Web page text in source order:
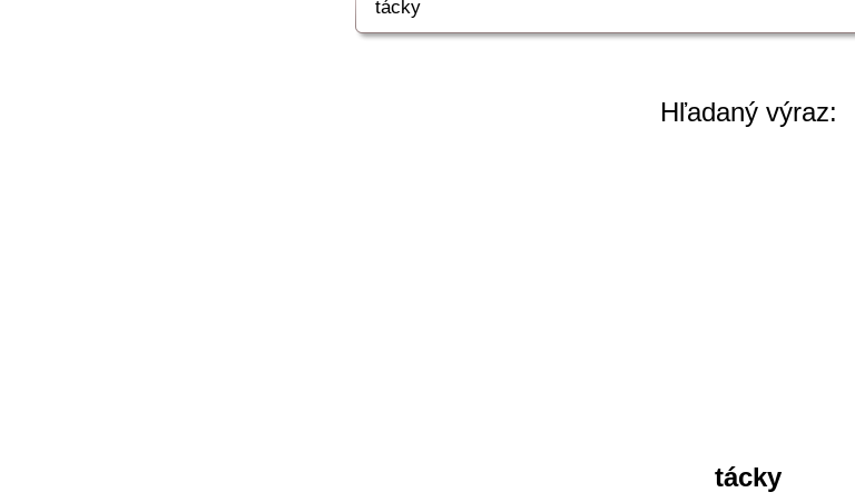
Hľadaný výraz:
tácky